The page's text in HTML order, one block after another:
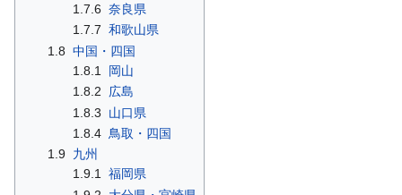
1.7.6 奈良県
1.7.7 和歌山県
1.8 中国・四国
1.8.1
岡山
1.8.2
広島
1.8.3
山口県
1.8.4 鳥取・四国
1.9 九州
1.9.1 福岡県